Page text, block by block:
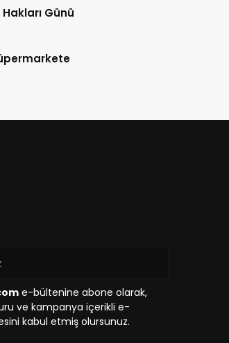
Hakları Günü
e-bültenine abone olarak,
ve kampanya içerikli e-
kabul etmiş olursunuz.